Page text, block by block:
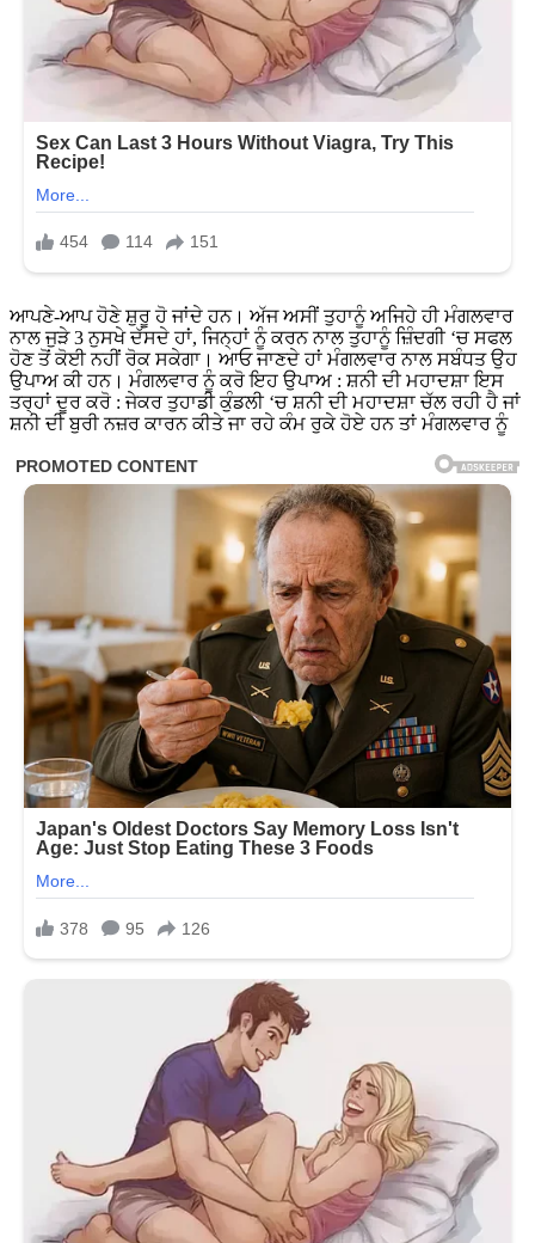
ਆਪਣੇ-ਆਪ ਹੋਣੇ ਸ਼ੁਰੂ ਹੋ ਜਾਂਦੇ ਹਨ। ਅੱਜ ਅਸੀਂ ਤੁਹਾਨੂੰ ਅਜਿਹੇ ਹੀ ਮੰਗਲਵਾਰ
ਨਾਲ ਜੁੜੇ 3 ਨੁਸਖੇ ਦੱਸਦੇ ਹਾਂ, ਜਿਨ੍ਹਾਂ ਨੂੰ ਕਰਨ ਨਾਲ ਤੁਹਾਨੂੰ ਜ਼ਿੰਦਗੀ ‘ਚ ਸਫਲ
ਹੋਣ ਤੋਂ ਕੋਈ ਨਹੀਂ ਰੋਕ ਸਕੇਗਾ। ਆਓ ਜਾਣਦੇ ਹਾਂ ਮੰਗਲਵਾਰ ਨਾਲ ਸਬੰਧਤ ਉਹ
ਉਪਾਅ ਕੀ ਹਨ। ਮੰਗਲਵਾਰ ਨੂੰ ਕਰੋ ਇਹ ਉਪਾਅ : ਸ਼ਨੀ ਦੀ ਮਹਾਦਸ਼ਾ ਇਸ
ਤਰ੍ਹਾਂ ਦੂਰ ਕਰੋ : ਜੇਕਰ ਤੁਹਾਡੀ ਕੁੰਡਲੀ ‘ਚ ਸ਼ਨੀ ਦੀ ਮਹਾਦਸ਼ਾ ਚੱਲ ਰਹੀ ਹੈ ਜਾਂ
ਸ਼ਨੀ ਦੀ ਬੁਰੀ ਨਜ਼ਰ ਕਾਰਨ ਕੀਤੇ ਜਾ ਰਹੇ ਕੰਮ ਰੁਕੇ ਹੋਏ ਹਨ ਤਾਂ ਮੰਗਲਵਾਰ ਨੂੰ